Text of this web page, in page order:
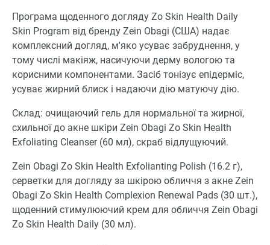
Програма щоденного догляду Zo Skin Health Daily
Skin Program від бренду Zein Obagi (США) надає
комплексний догляд, м'яко усуває забруднення, у
тому числі макіяж, насичуючи дерму вологою та
корисними компонентами. Засіб тонізує епідерміс,
усуває жирний блиск і надаючи дію матуючу дію.
Склад: очищаючий гель для нормальної та жирної,
схильної до акне шкіри Zein Obagi Zo Skin Health
Exfoliating Cleanser (60 мл), скраб відлущуючий.
Zein Obagi Zo Skin Health Exfolianting Polish (16.2 г),
серветки для догляду за шкірою обличчя з акне Zein
Obagi Zo Skin Health Complexion Renewal Pads (30 шт.),
щоденний стимулюючий крем для обличчя Zein Obagi
Zo Skin Health Daily (30 мл).